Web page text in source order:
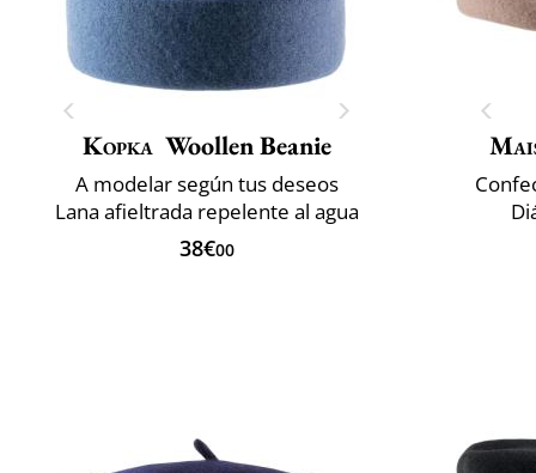
Kopka Woollen Beanie
A modelar según tus deseos
Lana afieltrada repelente al agua
38€00